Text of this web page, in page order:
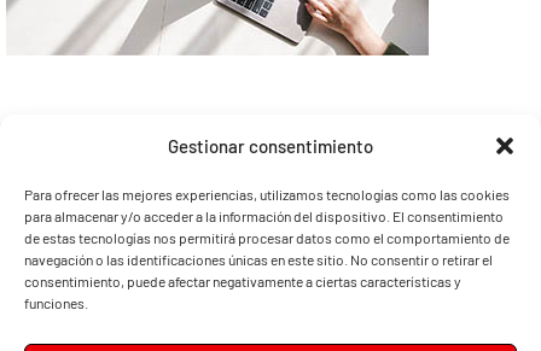
Gestionar consentimiento
Para ofrecer las mejores experiencias, utilizamos tecnologías como las cookies
para almacenar y/o acceder a la información del dispositivo. El consentimiento
de estas tecnologías nos permitirá procesar datos como el comportamiento de
navegación o las identificaciones únicas en este sitio. No consentir o retirar el
consentimiento, puede afectar negativamente a ciertas características y
funciones.